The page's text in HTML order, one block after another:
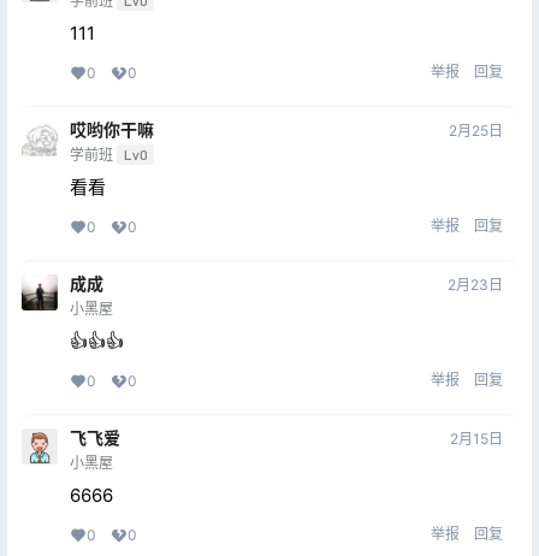
111
0 0 举报 回复
哎哟你干嘛
学前班 Lv0
2月25日
看看
0 0 举报 回复
成成
小黑屋
2月23日
👍👍👍
0 0 举报 回复
飞飞爱
小黑屋
2月15日
6666
0 0 举报 回复